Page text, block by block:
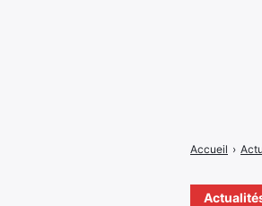
Accueil ›